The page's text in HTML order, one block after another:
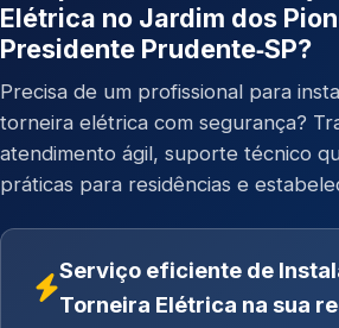
Elétrica no Jardim dos
Presidente Prudente‑SP?
Precisa de um profissional para
torneira elétrica com segurança?
atendimento ágil, suporte técnico
práticas para residências e
Serviço eficiente de
Torneira Elétrica na sua